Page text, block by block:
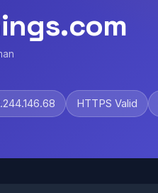
HTTPS Valid